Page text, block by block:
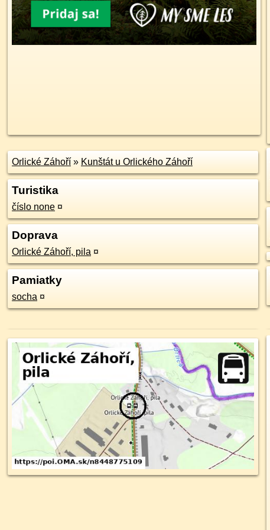
Orlické Záhoří » Kunštát u Orlického Záhoří
Turistika
číslo none ¤
Doprava
Orlické Záhoří, pila ¤
Pamiatky
socha ¤